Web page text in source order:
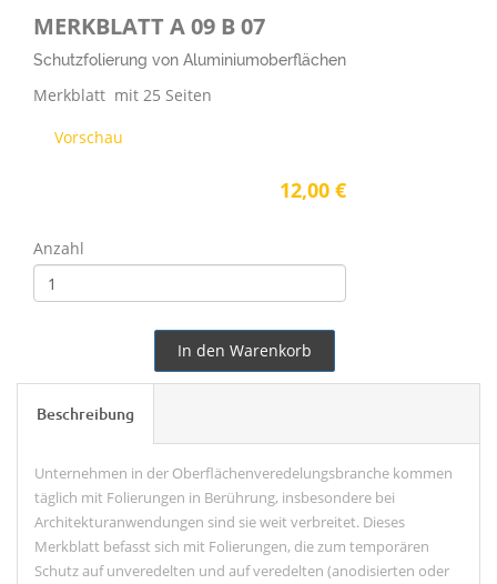
MERKBLATT A 09 B 07
Schutzfolierung von Aluminiumoberflächen
Merkblatt mit 25 Seiten
Vorschau
12,00 €
Anzahl
In den Warenkorb
Beschreibung
Unternehmen in der Oberflächenveredelungsbranche kommen
täglich mit Folierungen in Berührung, insbesondere bei
Architekturanwendungen sind sie weit verbreitet. Dieses
Merkblatt befasst sich mit Folierungen, die zum temporären
Schutz auf unveredelten und auf veredelten (anodisierten oder